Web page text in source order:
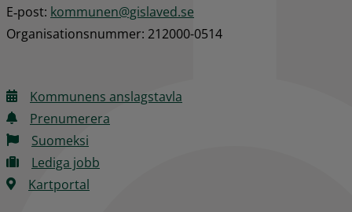
E‑post: kommunen@gislaved.se
Organisationsnummer: 212000-0514
Kommunens anslagstavla
Prenumerera
Suomeksi
Lediga jobb
Kartportal